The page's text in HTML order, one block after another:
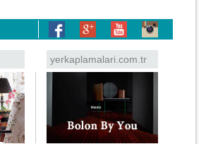
yerkaplamalari.com.tr